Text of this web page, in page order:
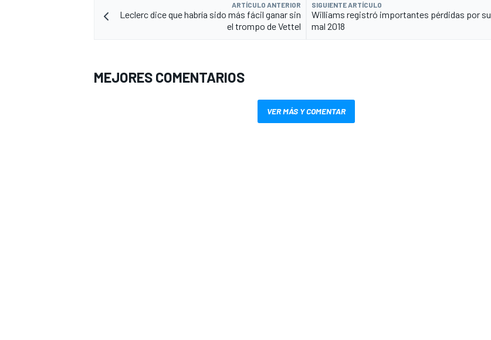
ARTÍCULO ANTERIOR
Leclerc dice que habría sido más fácil ganar sin
el trompo de Vettel
SIGUIENTE ARTÍCULO
Williams registró importantes pérdidas por su
mal 2018
MEJORES COMENTARIOS
VER MÁS Y COMENTAR